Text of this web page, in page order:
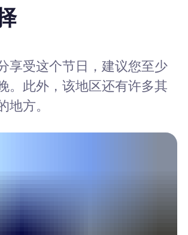
享受这个节日，建议您至少
。此外，该地区还有许多其
地方。